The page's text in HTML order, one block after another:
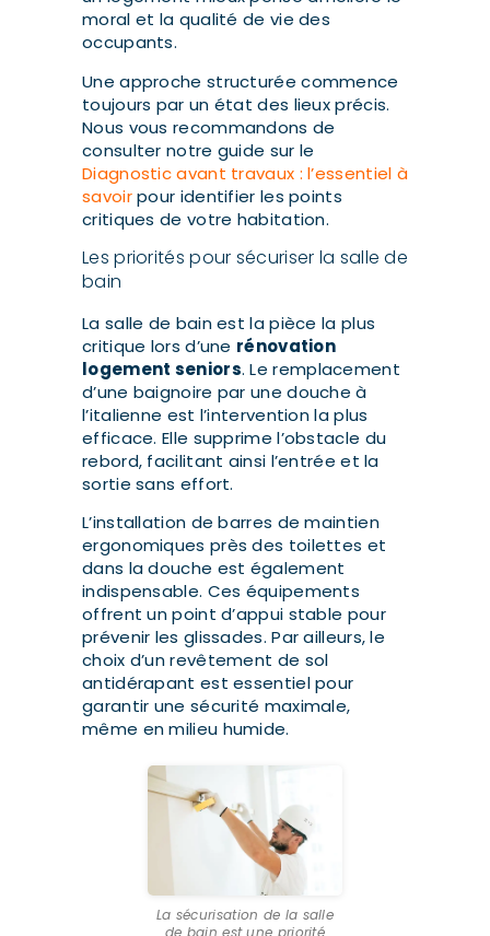
moral et la qualité de vie des
occupants.
Une approche structurée commence
toujours par un état des lieux précis.
Nous vous recommandons de
consulter notre guide sur le
Diagnostic avant travaux : l’essentiel à
savoirpour identifier les points
critiques de votre habitation.
Les priorités pour sécuriser la salle de
bain
La salle de bain est la pièce la plus
critique lors d’une rénovation
logement seniors. Le remplacement
d’une baignoire par une douche à
l’italienne est l’intervention la plus
efficace. Elle supprime l’obstacle du
rebord, facilitant ainsi l’entrée et la
sortie sans effort.
L’installation de barres de maintien
ergonomiques près des toilettes et
dans la douche est également
indispensable. Ces équipements
offrent un point d’appui stable pour
prévenir les glissades. Par ailleurs, le
choix d’un revêtement de sol
antidérapant est essentiel pour
garantir une sécurité maximale,
même en milieu humide.
La sécurisation de la salle
de bain est une priorité